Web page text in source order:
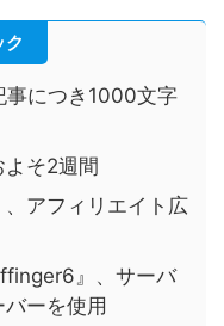
事につき1000文字
そ2週間
アフィリエイト広
』、サーバ
ーを使用